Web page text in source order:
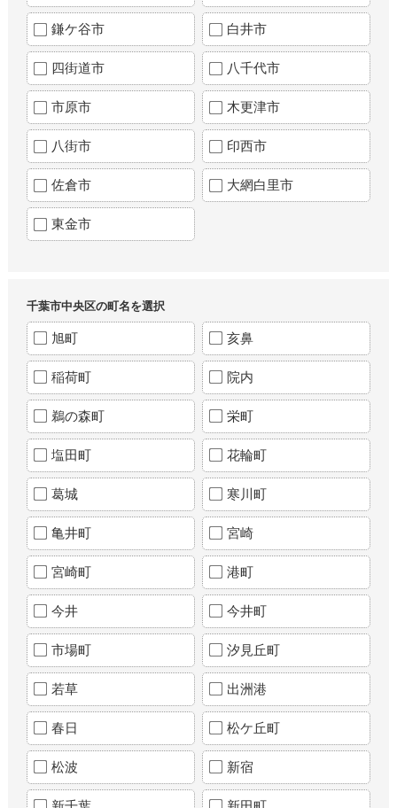
鎌ケ谷市 白井市
四街道市 八千代市
市原市 木更津市
八街市 印西市
佐倉市 大網白里市
東金市
千葉市中央区の町名を選択
旭町 亥鼻
稲荷町 院内
鵜の森町 栄町
塩田町 花輪町
葛城 寒川町
亀井町 宮崎
宮崎町 港町
今井 今井町
市場町 汐見丘町
若草 出洲港
春日 松ケ丘町
松波 新宿